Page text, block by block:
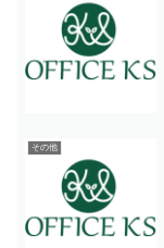
その他